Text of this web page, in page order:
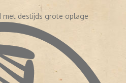
ook De Tijd
besloten om zogenaamde
Nieuwe Haarlemse
Het Nieuwe Dagblad
fusserdeDe Tijd
in 1965 samen verder onder
later (in 1967) ging
De Nieuwe
niet om nieuwe abonnees te
zegden hun lidmaatschap op.
met destijds grote oplage